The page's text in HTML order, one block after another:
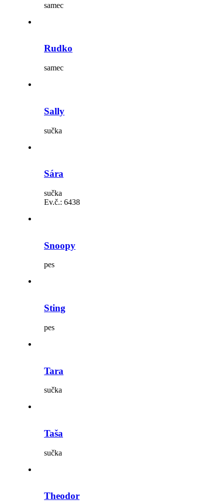
samec
Rudko
samec
Sally
sučka
Sára
sučka
Ev.č.: 6438
Snoopy
pes
Sting
pes
Tara
sučka
Taša
sučka
Theodor